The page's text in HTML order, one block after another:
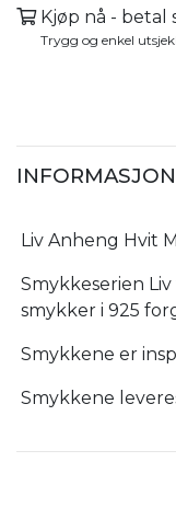
Kjøp nå - betal
Trygg og enkel
INFORMASJON
Liv Anheng Hvit
Smykkeserien
smykker i 925
Smykkene er
Smykkene